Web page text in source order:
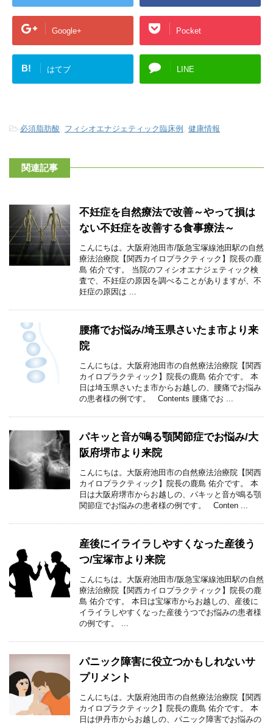
Google+ Pocket
B! はてブ LINE
-必須脂肪酸, フィシオエナジェティック臨床例 , 健康情報
関連記事
不妊症を自然療法で改善～やって損は
ない不妊症を改善する食事療法～
こんにちは。大阪府池田市/阪急宝塚線池田駅の自然
療法治療院【関西カイロプラクティック】院長の鹿
島 佑介です。 当院のフィシオエナジェティック検
査で、不妊症の原因を調べることがありますが、不
妊症の原因は ...
腰痛でお悩み/埼玉県さいたま市より来
院
こんにちは。大阪府池田市の自然療法治療院【関西
カイロプラクティック】院長の鹿島 佑介です。 本
日は埼玉県さいたま市からお越しの、腰痛でお悩み
の患者様の例です。 Contents 腰痛でお ...
パキッと音が鳴る顎関節症でお悩み/大
阪府堺市より来院
こんにちは。大阪府池田市の自然療法治療院【関西
カイロプラクティック】院長の鹿島 佑介です。 本
日は大阪府堺市からお越しの、パキッと音が鳴る顎
関節症でお悩みの患者様の例です。 Conten ...
産後にイライラしやすくなった産後う
つ/宝塚市より来院
こんにちは。大阪府池田市/阪急宝塚線池田駅の自然
療法治療院【関西カイロプラクティック】院長の鹿
島 佑介です。 本日は宝塚市からお越しの、産後に
イライラしやすくなった産後うつでお悩みの患者様
の例です。 ...
パニック障害に役立つかもしれないサ
プリメント
こんにちは。大阪府池田市の自然療法治療院【関西
カイロプラクティック】院長の鹿島 佑介です。 本
日は伊丹市からお越しの、パニック障害でお悩みの